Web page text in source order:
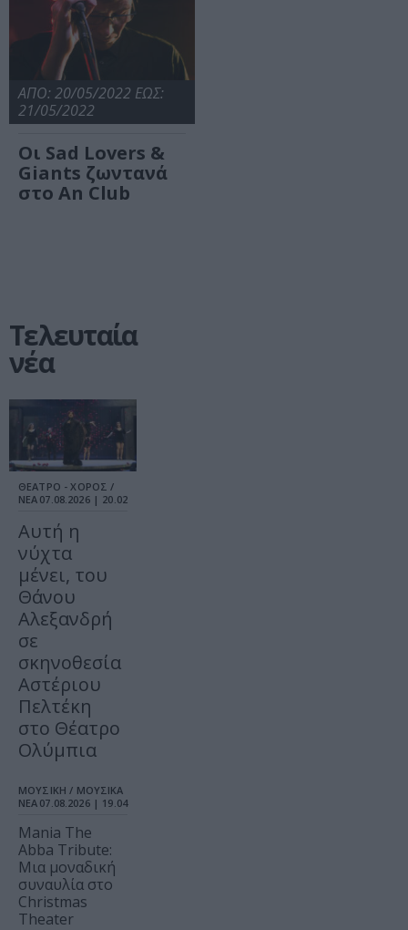
ΑΠΟ: 20/05/2022 ΕΩΣ:
21/05/2022
Οι Sad Lovers &
Giants ζωντανά
στο An Club
Τελευταία
νέα
ΘΕΑΤΡΟ - ΧΟΡΟΣ /
ΝΕΑ 07.08.2026 | 20.02
Αυτή η
νύχτα
μένει, του
Θάνου
Αλεξανδρή
σε
σκηνοθεσία
Αστέριου
Πελτέκη
στο Θέατρο
Ολύμπια
ΜΟΥΣΙΚΗ / ΜΟΥΣΙΚΑ
ΝΕΑ 07.08.2026 | 19.04
Mania The
Abba Tribute:
Μια μοναδική
συναυλία στο
Christmas
Theater